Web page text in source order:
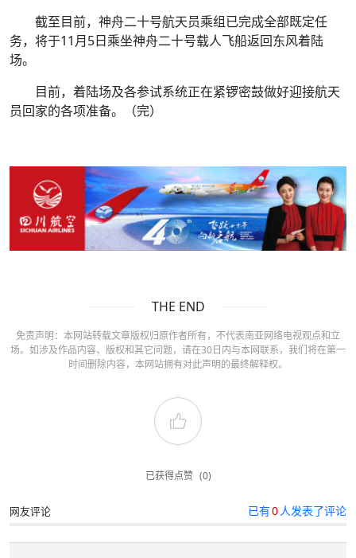
截至目前，神舟二十号航天员乘组已完成全部既定任
务，将于11月5日乘坐神舟二十号载人飞船返回东风着陆
场。
目前，着陆场及各参试系统正在紧锣密鼓做好迎接航天
员回家的各项准备。（完）
THE END
免责声明：本网站转载文章版权归原作者所有，不代表南亚网络电视观点和立
场。如涉及作品内容、版权和其它问题，请在30日内与本网联系，我们将在第一
时间删除内容，本网站拥有对此声明的最终解释权。
已获得点赞 (0)
网友评论 已有0人发表了评论